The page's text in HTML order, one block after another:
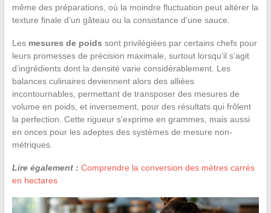
même des préparations, où la moindre fluctuation peut altérer la
texture finale d’un gâteau ou la consistance d’une sauce.
Les mesures de poids sont privilégiées par certains chefs pour
leurs promesses de précision maximale, surtout lorsqu’il s’agit
d’ingrédients dont la densité varie considérablement. Les
balances culinaires deviennent alors des alliées
incontournables, permettant de transposer des mesures de
volume en poids, et inversement, pour des résultats qui frôlent
la perfection. Cette rigueur s’exprime en grammes, mais aussi
en onces pour les adeptes des systèmes de mesure non-
métriques.
Lire également : Comprendre la conversion des mètres carrés
en hectares